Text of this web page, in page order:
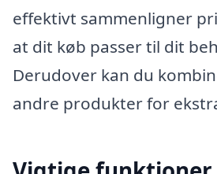
effektivt sammenligner
at dit køb passer til dit
Derudover kan du
andre produkter for